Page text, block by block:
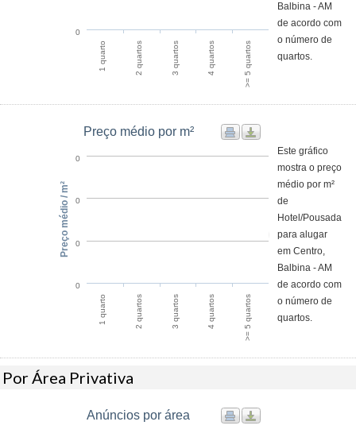
1 quarto 2 quartos 3 quartos 4 quartos >= 5 quartos
0
Balbina - AM
de acordo com
o número de
quartos.
Preço médio por m²
1 quarto 2 quartos 3 quartos 4 quartos >= 5 quartos
0
0
0
0
Preço médio / m²
Este gráfico
mostra o preço
médio por m²
de
Hotel/Pousada
para alugar
em Centro,
Balbina - AM
de acordo com
o número de
quartos.
Por Área Privativa
Anúncios por área